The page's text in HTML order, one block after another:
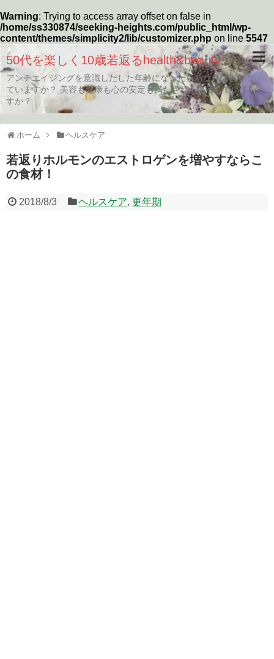
Warning: Trying to access array offset on false in
/home/ss330874/seeking-heights.com/public_html/wp-
content/themes/simplicity2/lib/customizer.php on line 5547
50代を楽しく10歳若返るhealth&beauty
アンチエイジングを意識しだした年齢になったらあなたは何をし
ていますか？ 美容も健康も心の安定も満たされた生活していま
すか？
ホーム ヘルスケア
若返りホルモンのエストロゲンを増やすならこ
の食材！
2018/8/3 ヘルスケア,更年期